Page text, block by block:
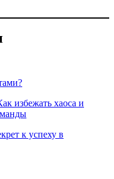
избежать хаоса и
к успеху в